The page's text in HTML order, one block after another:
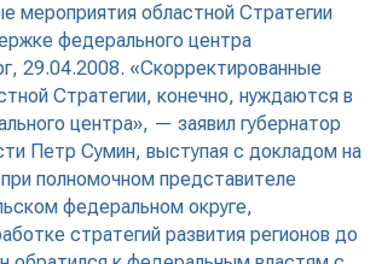
мероприятия областной Стратегии
федерального центра
29.04.2008. «Скорректированные
Стратегии, конечно, нуждаются в
центра», — заявил губернатор
Петр Сумин, выступая с докладом на
полномочном представителе
федеральном округе,
стратегий развития регионов до